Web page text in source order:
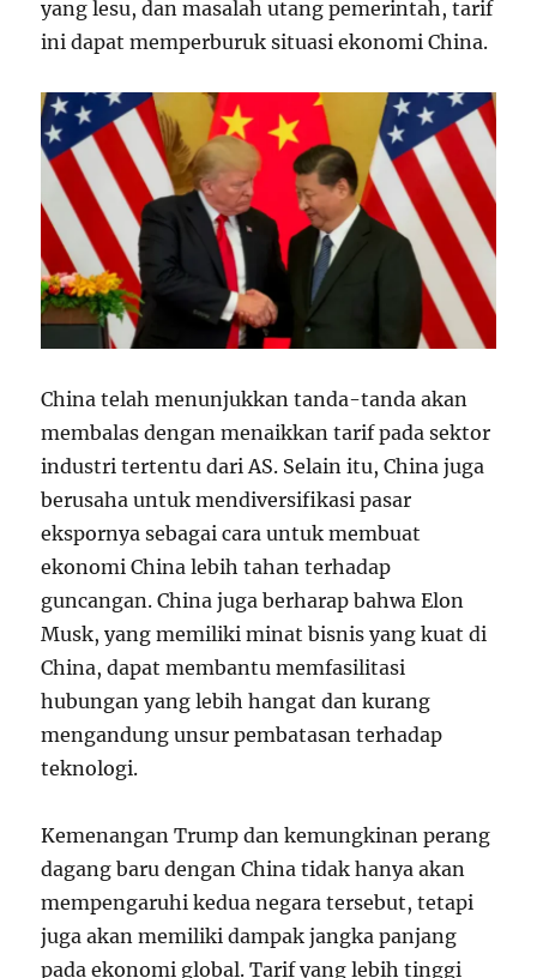
yang lesu, dan masalah utang pemerintah, tarif
ini dapat memperburuk situasi ekonomi China.
China telah menunjukkan tanda-tanda akan
membalas dengan menaikkan tarif pada sektor
industri tertentu dari AS. Selain itu, China juga
berusaha untuk mendiversifikasi pasar
ekspornya sebagai cara untuk membuat
ekonomi China lebih tahan terhadap
guncangan. China juga berharap bahwa Elon
Musk, yang memiliki minat bisnis yang kuat di
China, dapat membantu memfasilitasi
hubungan yang lebih hangat dan kurang
mengandung unsur pembatasan terhadap
teknologi.
Kemenangan Trump dan kemungkinan perang
dagang baru dengan China tidak hanya akan
mempengaruhi kedua negara tersebut, tetapi
juga akan memiliki dampak jangka panjang
pada ekonomi global. Tarif yang lebih tinggi